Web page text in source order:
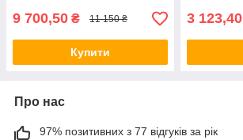
9 700,50 ₴ 11 150 ₴
Купити
3 123,40
Про нас
97% позитивних з 77 відгуків за рік